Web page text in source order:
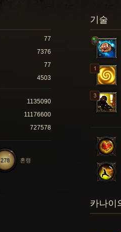
기술
77
7376
77
4503
1135090
11176600
727578
278 혼령
카나이